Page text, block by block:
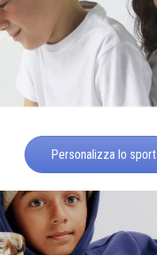
Personalizza lo sport